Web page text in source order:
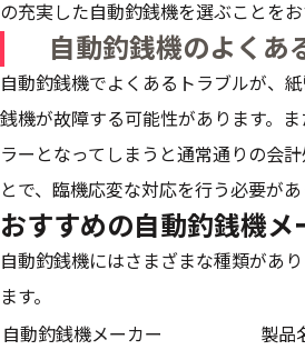
の充実した自動釣銭機を選ぶことをお
自動釣銭機のよくあ
自動釣銭機でよくあるトラブルが、
銭機が故障する可能性があります。
ラーとなってしまうと通常通りの会
とで、臨機応変な対応を行う必要があ
おすすめの自動釣銭機メ
自動釣銭機にはさまざまな種類があ
ます。
自動釣銭機メーカー
製品